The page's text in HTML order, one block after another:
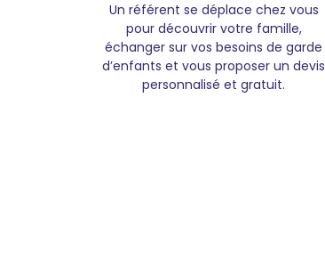
Un référent se déplace chez vous
pour découvrir votre famille,
échanger sur vos besoins de garde
d’enfants et vous proposer un devis
personnalisé et gratuit.